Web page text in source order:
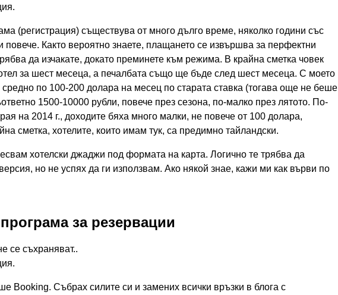
(регистрация) съществува от много дълго време, няколко години със
повече. Както вероятно знаете, плащането се извършва за перфектни
да изчакате, докато преминете към режима. В крайна сметка човек
за шест месеца, а печалбата също ще бъде след шест месеца. С моето
по 100-200 долара на месец по старата ставка (тогава още не беше
1500-10000 рубли, повече през сезона, по-малко през лятото. По-
на 2014 г., доходите бяха много малки, не повече от 100 долара,
сметка, хотелите, които имам тук, са предимно тайландски.
хотелски джаджи под формата на карта. Логично те трябва да
но не успях да ги използвам. Ако някой знае, кажи ми как върви по
за резервации
се съхраняват..
Booking. Събрах силите си и замених всички връзки в блога с